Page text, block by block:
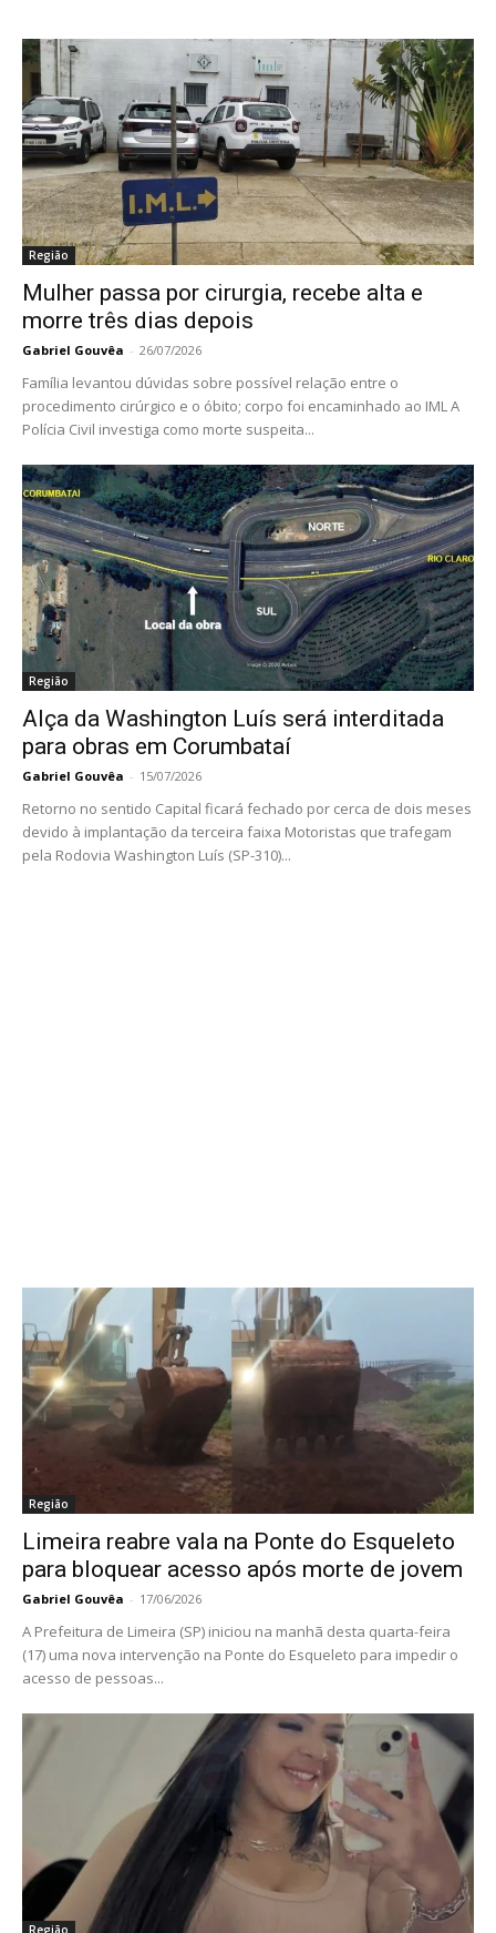
Região
Mulher passa por cirurgia, recebe alta e
morre três dias depois
Gabriel Gouvêa - 26/07/2026
Família levantou dúvidas sobre possível relação entre o
procedimento cirúrgico e o óbito; corpo foi encaminhado ao IML A
Polícia Civil investiga como morte suspeita...
Região
Alça da Washington Luís será interditada
para obras em Corumbataí
Gabriel Gouvêa - 15/07/2026
Retorno no sentido Capital ficará fechado por cerca de dois meses
devido à implantação da terceira faixa Motoristas que trafegam
pela Rodovia Washington Luís (SP-310)...
Região
Limeira reabre vala na Ponte do Esqueleto
para bloquear acesso após morte de jovem
Gabriel Gouvêa - 17/06/2026
A Prefeitura de Limeira (SP) iniciou na manhã desta quarta-feira
(17) uma nova intervenção na Ponte do Esqueleto para impedir o
acesso de pessoas...
Região